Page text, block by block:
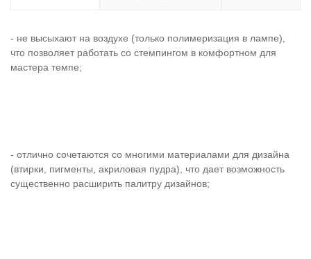
- не высыхают на воздухе (только полимеризация в лампе),
что позволяет работать со стемпингом в комфортном для
мастера темпе;
- отлично сочетаются со многими материалами для дизайна
(втирки, пигменты, акриловая пудра), что дает возможность
существенно расширить палитру дизайнов;